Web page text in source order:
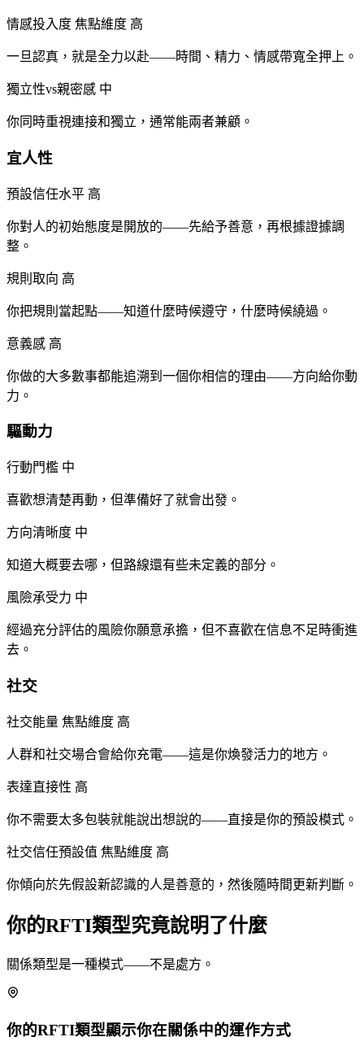
情感投入度 焦點維度 高
一旦認真，就是全力以赴——時間、精力、情感帶寬全押上。
獨立性vs親密感 中
你同時重視連接和獨立，通常能兩者兼顧。
宜人性
預設信任水平 高
你對人的初始態度是開放的——先給予善意，再根據證據調
整。
規則取向 高
你把規則當起點——知道什麼時候遵守，什麼時候繞過。
意義感 高
你做的大多數事都能追溯到一個你相信的理由——方向給你動
力。
驅動力
行動門檻 中
喜歡想清楚再動，但準備好了就會出發。
方向清晰度 中
知道大概要去哪，但路線還有些未定義的部分。
風險承受力 中
經過充分評估的風險你願意承擔，但不喜歡在信息不足時衝進
去。
社交
社交能量 焦點維度 高
人群和社交場合會給你充電——這是你煥發活力的地方。
表達直接性 高
你不需要太多包裝就能說出想說的——直接是你的預設模式。
社交信任預設值 焦點維度 高
你傾向於先假設新認識的人是善意的，然後隨時間更新判斷。
你的RFTI類型究竟說明了什麼
關係類型是一種模式——不是處方。
你的RFTI類型顯示你在關係中的運作方式